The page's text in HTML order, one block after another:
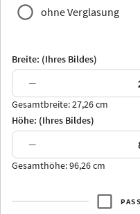
Jersey Dauphine
Arran Luzern
Thurgau
ohne Verglasung
Breite: (Ihres Bildes)
−
Gesamtbreite: 27,26 cm
Höhe: (Ihres Bildes)
−
Gesamthöhe: 96,26 cm